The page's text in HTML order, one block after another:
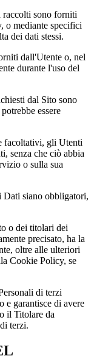
raccolti sono forniti
o mediante specifici
dei dati stessi.
dall'Utente o, nel
durante l'uso del
dal Sito sono
essere
facoltativi, gli Utenti
senza che ciò abbia
o sulla sua
Dati siano obbligatori,
o dei titolari dei
precisato, ha la
oltre alle ulteriori
Cookie Policy, se
di terzi
e garantisce di avere
il Titolare da
terzi.